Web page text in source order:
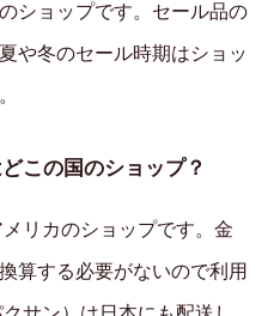
ショップです。セール品の
や冬のセール時期はショッ
この国のショップ？
リカのショップです。金
算する必要がないので利用